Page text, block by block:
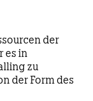
der
es in
zu
der Form des